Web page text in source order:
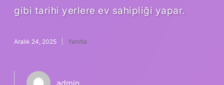
gibi tarihi yerlere ev sahipliği yapar.
Aralık 24, 2025 Yanıtla
admin